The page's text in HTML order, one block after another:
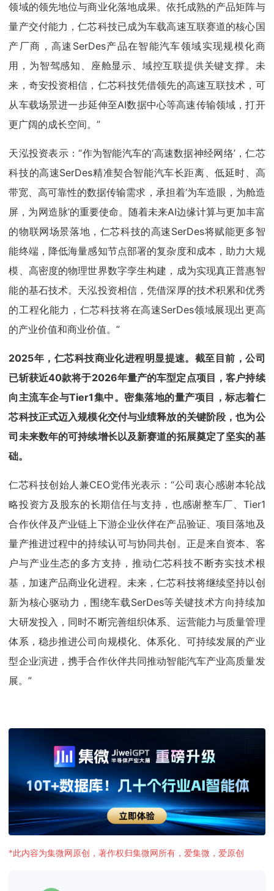
领域的领先地位与商业化落地成果。依托成熟的产品矩阵与
量产交付能力，仁芯科技已成为车载高速互联赛道的核心国
产厂商，高速SerDes产品在智能汽车领域实现规模化商
用，为智驾感知、座舱显示、域控互联提供关键支撑。未
来，奇安投资相信，仁芯科技凭借领先的高速互联技术，可
从车载场景进一步延伸至AI数据中心等高速传输领域，打开
更广阔的成长空间。”
天泓投资表示：“作为智能汽车的‘高速数据神经网络’，仁芯
科技的高速SerDes精准契合智能汽车长距离、低延时、高
带宽、高可靠性的数据传输需求，承担着‘为车造眼，为舱造
屏，为网造脉’的重要使命。随着未来AI边缘计算与更加丰富
的物联网场景落地，仁芯科技的高速SerDes将赋能更多智
能终端，降低海量感知节点部署的复杂度和成本，助力大规
模、高密度的物理世界数字孪生构建，成为实现真正普惠智
能的基石技术。天泓投资相信，凭借深厚的技术积累和优秀
的工程化能力，仁芯科技将在高速SerDes领域展现出更高
的产业价值和商业价值。”
2025年，仁芯科技商业化进程明显提速。截至目前，公司
已斩获近40款将于2026年量产的车型定点项目，客户持续
向主流车企与Tier1集中。密集落地的量产项目，标志着仁
芯科技正式迈入规模化交付与业绩释放的关键阶段，也为公
司未来数年的可持续增长以及新赛道的拓展奠定了坚实的基
础。
仁芯科技创始人兼CEO党伟光表示：“公司衷心感谢本轮战
略投资方及股东的长期信任与支持，也感谢整车厂、Tier1
合作伙伴及产业链上下游企业伙伴在产品验证、项目落地及
量产推进过程中的持续认可与协同共创。正是来自资本、客
户与产业生态的多方支持，推动仁芯科技不断夯实技术根
基，加速产品商业化进程。未来，仁芯科技将继续坚持以创
新为核心驱动力，围绕车载SerDes等关键技术方向持续加
大研发投入，同时不断完善组织体系、运营能力与质量管理
体系，稳步推进公司向规模化、体系化、可持续发展的产业
型企业演进，携手合作伙伴共同推动智能汽车产业高质量发
展。”
*此内容为集微网原创，著作权归集微网所有，爱集微，爱原创